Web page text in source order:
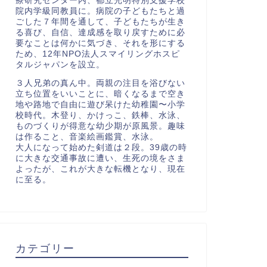
院内学級同教員に。病院の子どもたちと過
ごした７年間を通して、子どもたちが生き
る喜び、自信、達成感を取り戻すために必
要なことは何かに気づき、それを形にする
ため、12年NPO法人スマイリングホスピ
タルジャパンを設立。
３人兄弟の真ん中。両親の注目を浴びない
立ち位置をいいことに、暗くなるまで空き
地や路地で自由に遊び呆けた幼稚園〜小学
校時代。木登り、かけっこ、鉄棒、水泳、
ものづくりが得意な幼少期が原風景。趣味
は作ること、音楽絵画鑑賞、水泳。
大人になって始めた剣道は２段。39歳の時
に大きな交通事故に遭い、生死の境をさま
よったが、これが大きな転機となり、現在
に至る。
カテゴリー